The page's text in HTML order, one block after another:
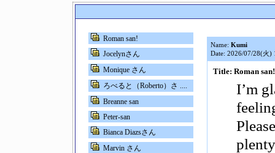
Roman san!
Jocelynさん
Monique さん
ろべると（Roberto）さ ....
Breanne san
Peter-san
Bianca Diazsさん
Marvin さん
Name: Kumi
Date: 2026/07/28(火)
Title: Roman san!
I’m